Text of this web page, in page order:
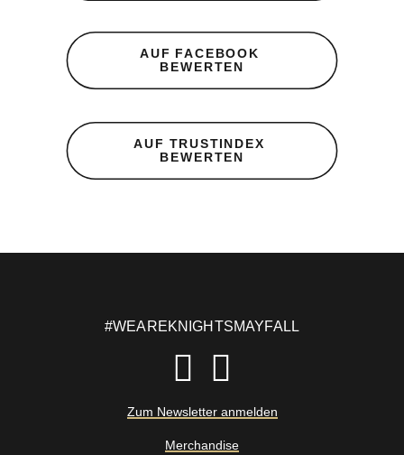
AUF FACEBOOK
BEWERTEN
AUF TRUSTINDEX
BEWERTEN
#WEAREKNIGHTSMAYFALL
Zum Newsletter anmelden
Merchandise